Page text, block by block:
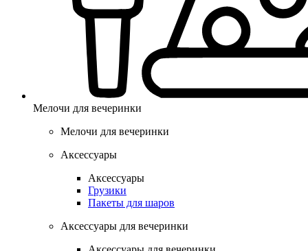
Мелочи для вечеринки
Мелочи для вечеринки
Аксессуары
Аксессуары
Грузики
Пакеты для шаров
Аксессуары для вечеринки